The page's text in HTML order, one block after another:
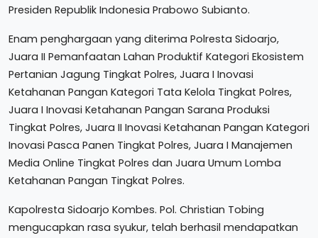
Presiden Republik Indonesia Prabowo Subianto.
Enam penghargaan yang diterima Polresta Sidoarjo,
Juara II Pemanfaatan Lahan Produktif Kategori Ekosistem
Pertanian Jagung Tingkat Polres, Juara I Inovasi
Ketahanan Pangan Kategori Tata Kelola Tingkat Polres,
Juara I Inovasi Ketahanan Pangan Sarana Produksi
Tingkat Polres, Juara II Inovasi Ketahanan Pangan Kategori
Inovasi Pasca Panen Tingkat Polres, Juara I Manajemen
Media Online Tingkat Polres dan Juara Umum Lomba
Ketahanan Pangan Tingkat Polres.
Kapolresta Sidoarjo Kombes. Pol. Christian Tobing
mengucapkan rasa syukur, telah berhasil mendapatkan